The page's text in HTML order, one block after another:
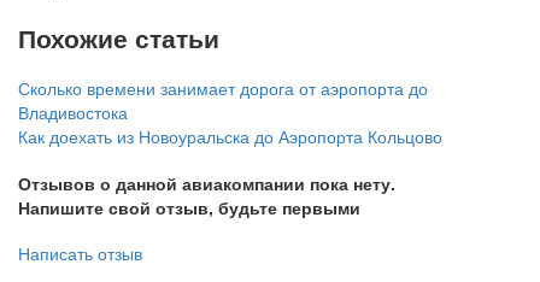
Похожие статьи
Сколько времени занимает дорога от аэропорта до
Владивостока
Как доехать из Новоуральска до Аэропорта Кольцово
Отзывов о данной авиакомпании пока нету.
Напишите свой отзыв, будьте первыми
Написать отзыв